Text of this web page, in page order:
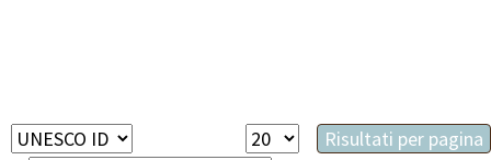
Campi
Risultati
Risultati per pagina